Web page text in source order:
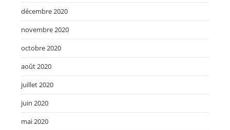
décembre 2020
novembre 2020
octobre 2020
août 2020
juillet 2020
juin 2020
mai 2020